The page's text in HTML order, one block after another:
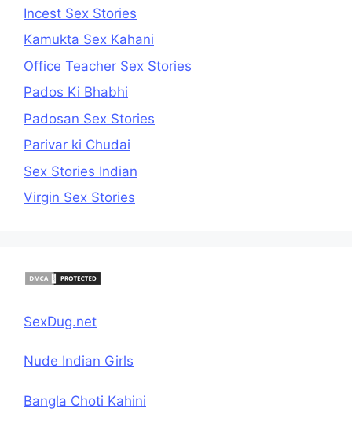
Incest Sex Stories
Kamukta Sex Kahani
Office Teacher Sex Stories
Pados Ki Bhabhi
Padosan Sex Stories
Parivar ki Chudai
Sex Stories Indian
Virgin Sex Stories
SexDug.net
Nude Indian Girls
Bangla Choti Kahini